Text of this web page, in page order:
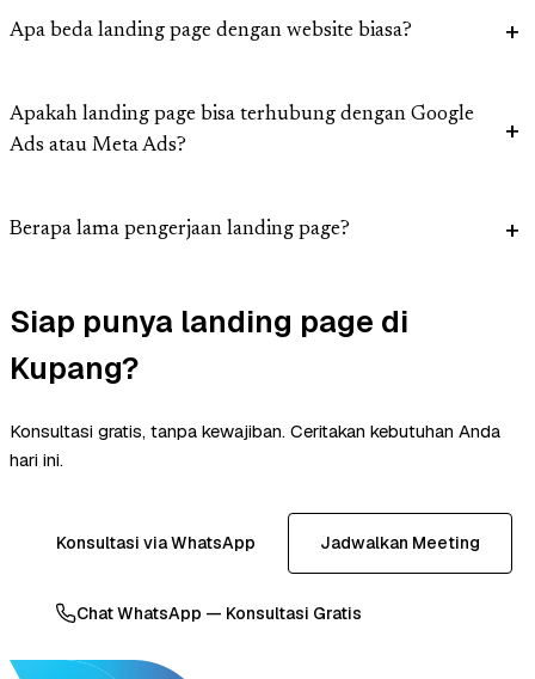
Apa beda landing page dengan website biasa?
Apakah landing page bisa terhubung dengan Google
Ads atau Meta Ads?
Berapa lama pengerjaan landing page?
Siap punya landing page di
Kupang?
Konsultasi gratis, tanpa kewajiban. Ceritakan kebutuhan Anda
hari ini.
Konsultasi via WhatsApp Jadwalkan Meeting
Chat WhatsApp — Konsultasi Gratis